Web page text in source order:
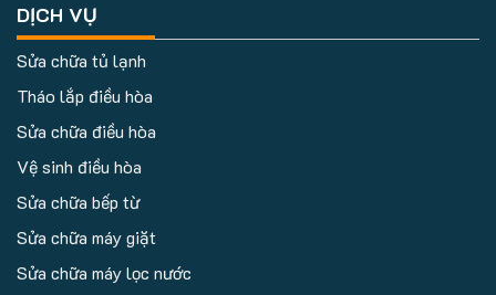
DỊCH VỤ
Sửa chữa tủ lạnh
Tháo lắp điều hòa
Sửa chữa điều hòa
Vệ sinh điều hòa
Sửa chữa bếp từ
Sửa chữa máy giặt
Sửa chữa máy lọc nước